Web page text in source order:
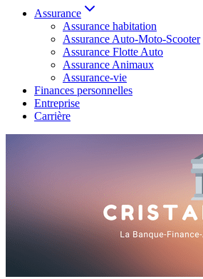
Assurance
Assurance habitation
Assurance Auto-Moto-Scooter
Assurance Flotte Auto
Assurance Animaux
Assurance-vie
Finances personnelles
Entreprise
Carrière